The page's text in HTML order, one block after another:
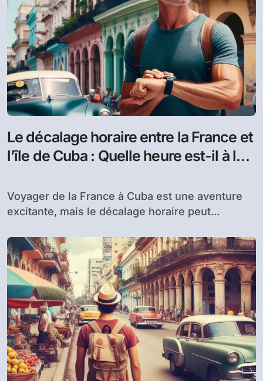
Le décalage horaire entre la France et
l’île de Cuba : Quelle heure est-il à la
Voyager de la France à Cuba est une aventure
excitante, mais le décalage horaire peut...